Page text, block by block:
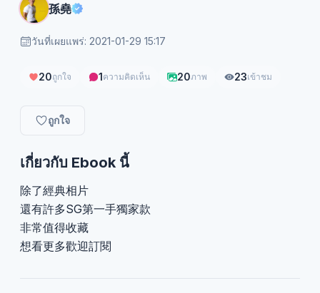
孫堯
วันที่เผยแพร่: 2021-01-29 15:17
20ถูกใจ 1ความคิดเห็น 20ภาพ 23เข้าชม
ถูกใจ
เกี่ยวกับ Ebook นี้
除了經典相片
還有許多SG第一手獨家款
非常值得收藏
想看更多歡迎訂閱